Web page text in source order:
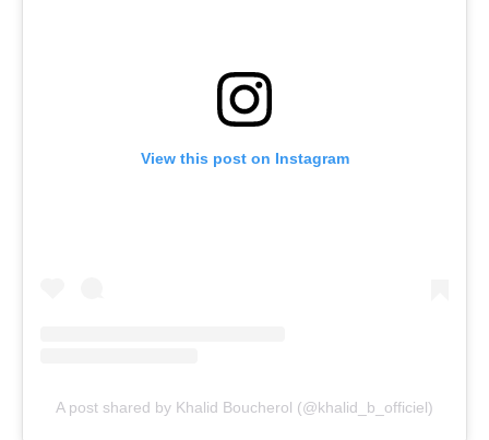
View this post on Instagram
A post shared by Khalid Boucherol (@khalid_b_officiel)